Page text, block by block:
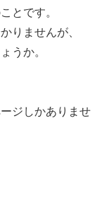
とです。
りませんが、
うか。
ジしかありませ